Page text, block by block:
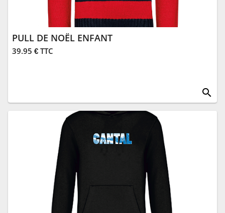
PULL DE NOËL ENFANT
39.95 € TTC
search